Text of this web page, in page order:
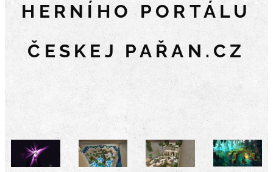
HERNÍHO PORTÁLU
ČESKEJ
PAŘAN.CZ